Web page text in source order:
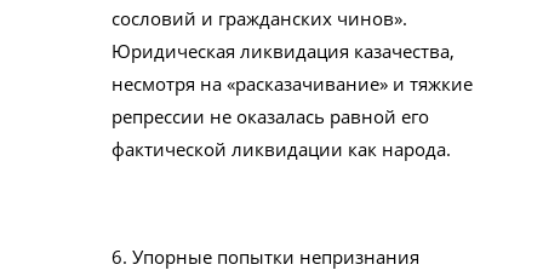
сословий и гражданских чинов».
Юридическая ликвидация казачества,
несмотря на «расказачивание» и тяжкие
репрессии не оказалась равной его
фактической ликвидации как народа.
6. Упорные попытки непризнания